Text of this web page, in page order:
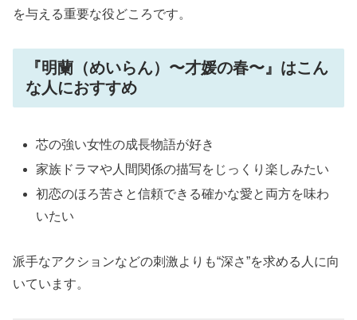
を与える重要な役どころです。
『明蘭（めいらん）〜才媛の春〜』はこん
な人におすすめ
芯の強い女性の成長物語が好き
家族ドラマや人間関係の描写をじっくり楽しみたい
初恋のほろ苦さと信頼できる確かな愛と両方を味わ
いたい
派手なアクションなどの刺激よりも“深さ”を求める人に向
いています。